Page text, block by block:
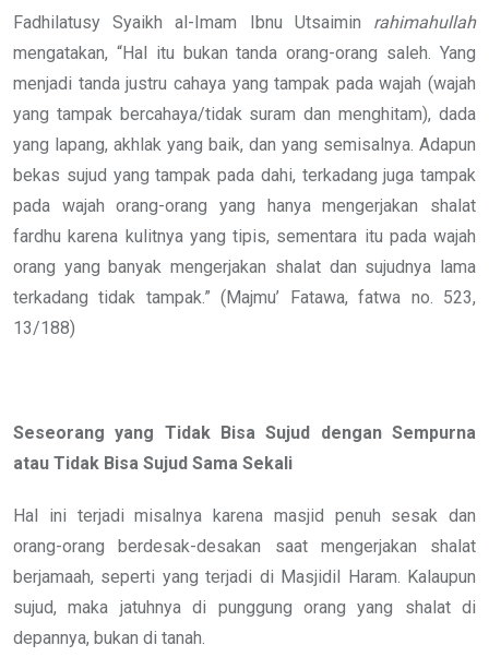
Fadhilatusy Syaikh al-Imam Ibnu Utsaimin rahimahullah
mengatakan, “Hal itu bukan tanda orang-orang saleh. Yang
menjadi tanda justru cahaya yang tampak pada wajah (wajah
yang tampak bercahaya/tidak suram dan menghitam), dada
yang lapang, akhlak yang baik, dan yang semisalnya. Adapun
bekas sujud yang tampak pada dahi, terkadang juga tampak
pada wajah orang-orang yang hanya mengerjakan shalat
fardhu karena kulitnya yang tipis, sementara itu pada wajah
orang yang banyak mengerjakan shalat dan sujudnya lama
terkadang tidak tampak.” (Majmu’ Fatawa, fatwa no. 523,
13/188)
Seseorang yang Tidak Bisa Sujud dengan Sempurna
atau Tidak Bisa Sujud Sama Sekali
Hal ini terjadi misalnya karena masjid penuh sesak dan
orang-orang berdesak-desakan saat mengerjakan shalat
berjamaah, seperti yang terjadi di Masjidil Haram. Kalaupun
sujud, maka jatuhnya di punggung orang yang shalat di
depannya, bukan di tanah.